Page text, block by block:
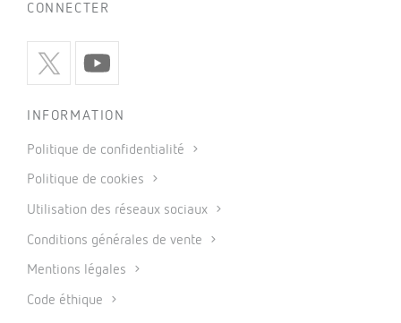
CONNECTER
INFORMATION
Politique de confidentialité
Politique de cookies
Utilisation des réseaux sociaux
Conditions générales de vente
Mentions légales
Code éthique